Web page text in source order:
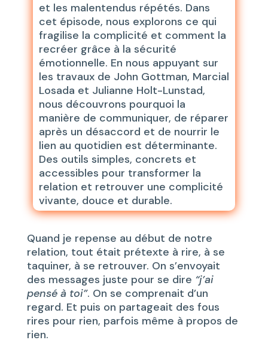
et les malentendus répétés. Dans
cet épisode, nous explorons ce qui
fragilise la complicité et comment la
recréer grâce à la sécurité
émotionnelle. En nous appuyant sur
les travaux de John Gottman, Marcial
Losada et Julianne Holt-Lunstad,
nous découvrons pourquoi la
manière de communiquer, de réparer
après un désaccord et de nourrir le
lien au quotidien est déterminante.
Des outils simples, concrets et
accessibles pour transformer la
relation et retrouver une complicité
vivante, douce et durable.
Quand je repense au début de notre
relation, tout était prétexte à rire, à se
taquiner, à se retrouver. On s’envoyait
des messages juste pour se dire “j’ai
pensé à toi”. On se comprenait d’un
regard. Et puis on partageait des fous
rires pour rien, parfois même à propos de
rien.